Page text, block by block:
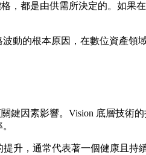
，都是由供需所決定的。如果
動的根本原因，在數位資產領
鍵因素影響。Vision 底層技
升，通常代表著一個健康且